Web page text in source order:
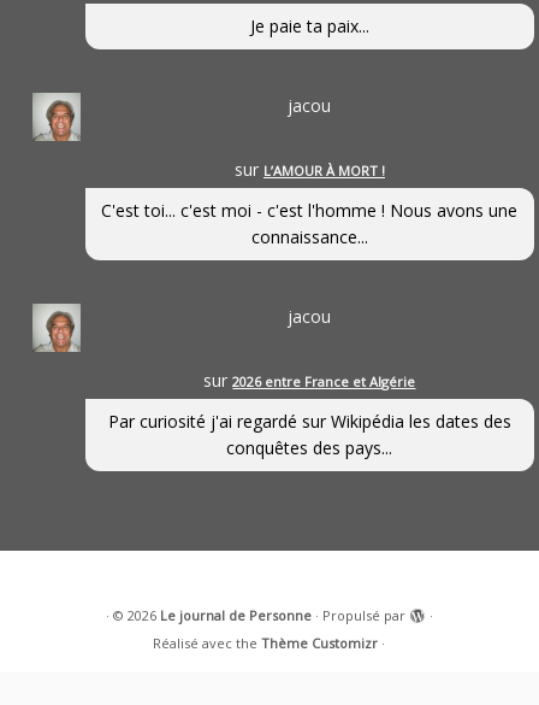
Je paie ta paix...
jacou
sur L’AMOUR À MORT !
C'est toi... c'est moi - c'est l'homme ! Nous avons une
connaissance...
jacou
sur2026 entre France et Algérie
Par curiosité j'ai regardé sur Wikipédia les dates des
conquêtes des pays...
· © 2026 Le journal de Personne· Propulsé par
·
Réalisé avec theThème Customizr ·